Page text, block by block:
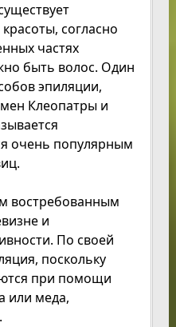
согласно
частях
быть волос. Один
эпиляции,
Клеопатры и
очень популярным
востребованным
и
По своей
поскольку
при помощи
или меда,